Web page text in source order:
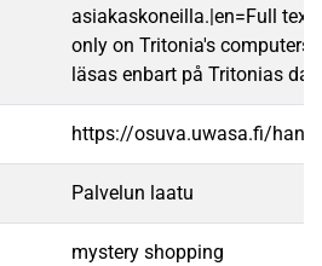
asiakaskoneilla.|en=Full text
only on Tritonia's
läsas enbart på Tritonias
https://osuva.uwasa.fi/
Palvelun laatu
mystery shopping